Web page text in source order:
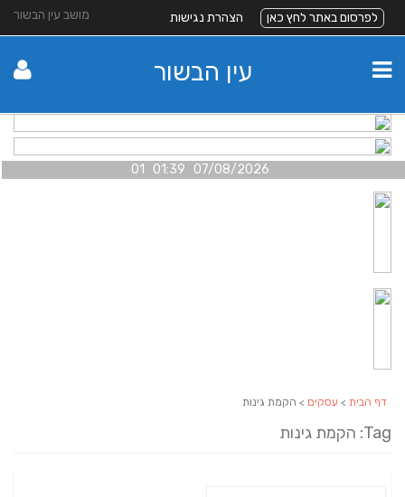
מושב עין הבשור לפרסום באתר לחץ כאן הצהרת נגישות
עין הבשור
07/08/2026 01:39 01
דף הבית > עסקים > הקמת גינות
Tag: הקמת גינות